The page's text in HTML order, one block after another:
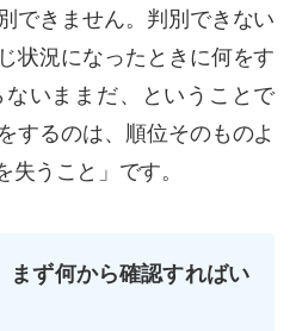
できません。判別できない
状況になったときに何をす
いままだ、ということで
するのは、順位そのものよ
失うこと」です。
まず何から確認すればい